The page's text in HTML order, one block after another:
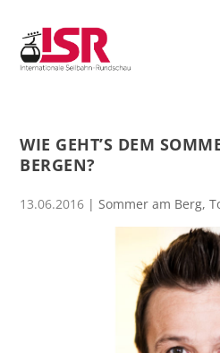
WIE GEHT’S DEM
BERGEN?
13.06.2016 |Sommer am Berg,